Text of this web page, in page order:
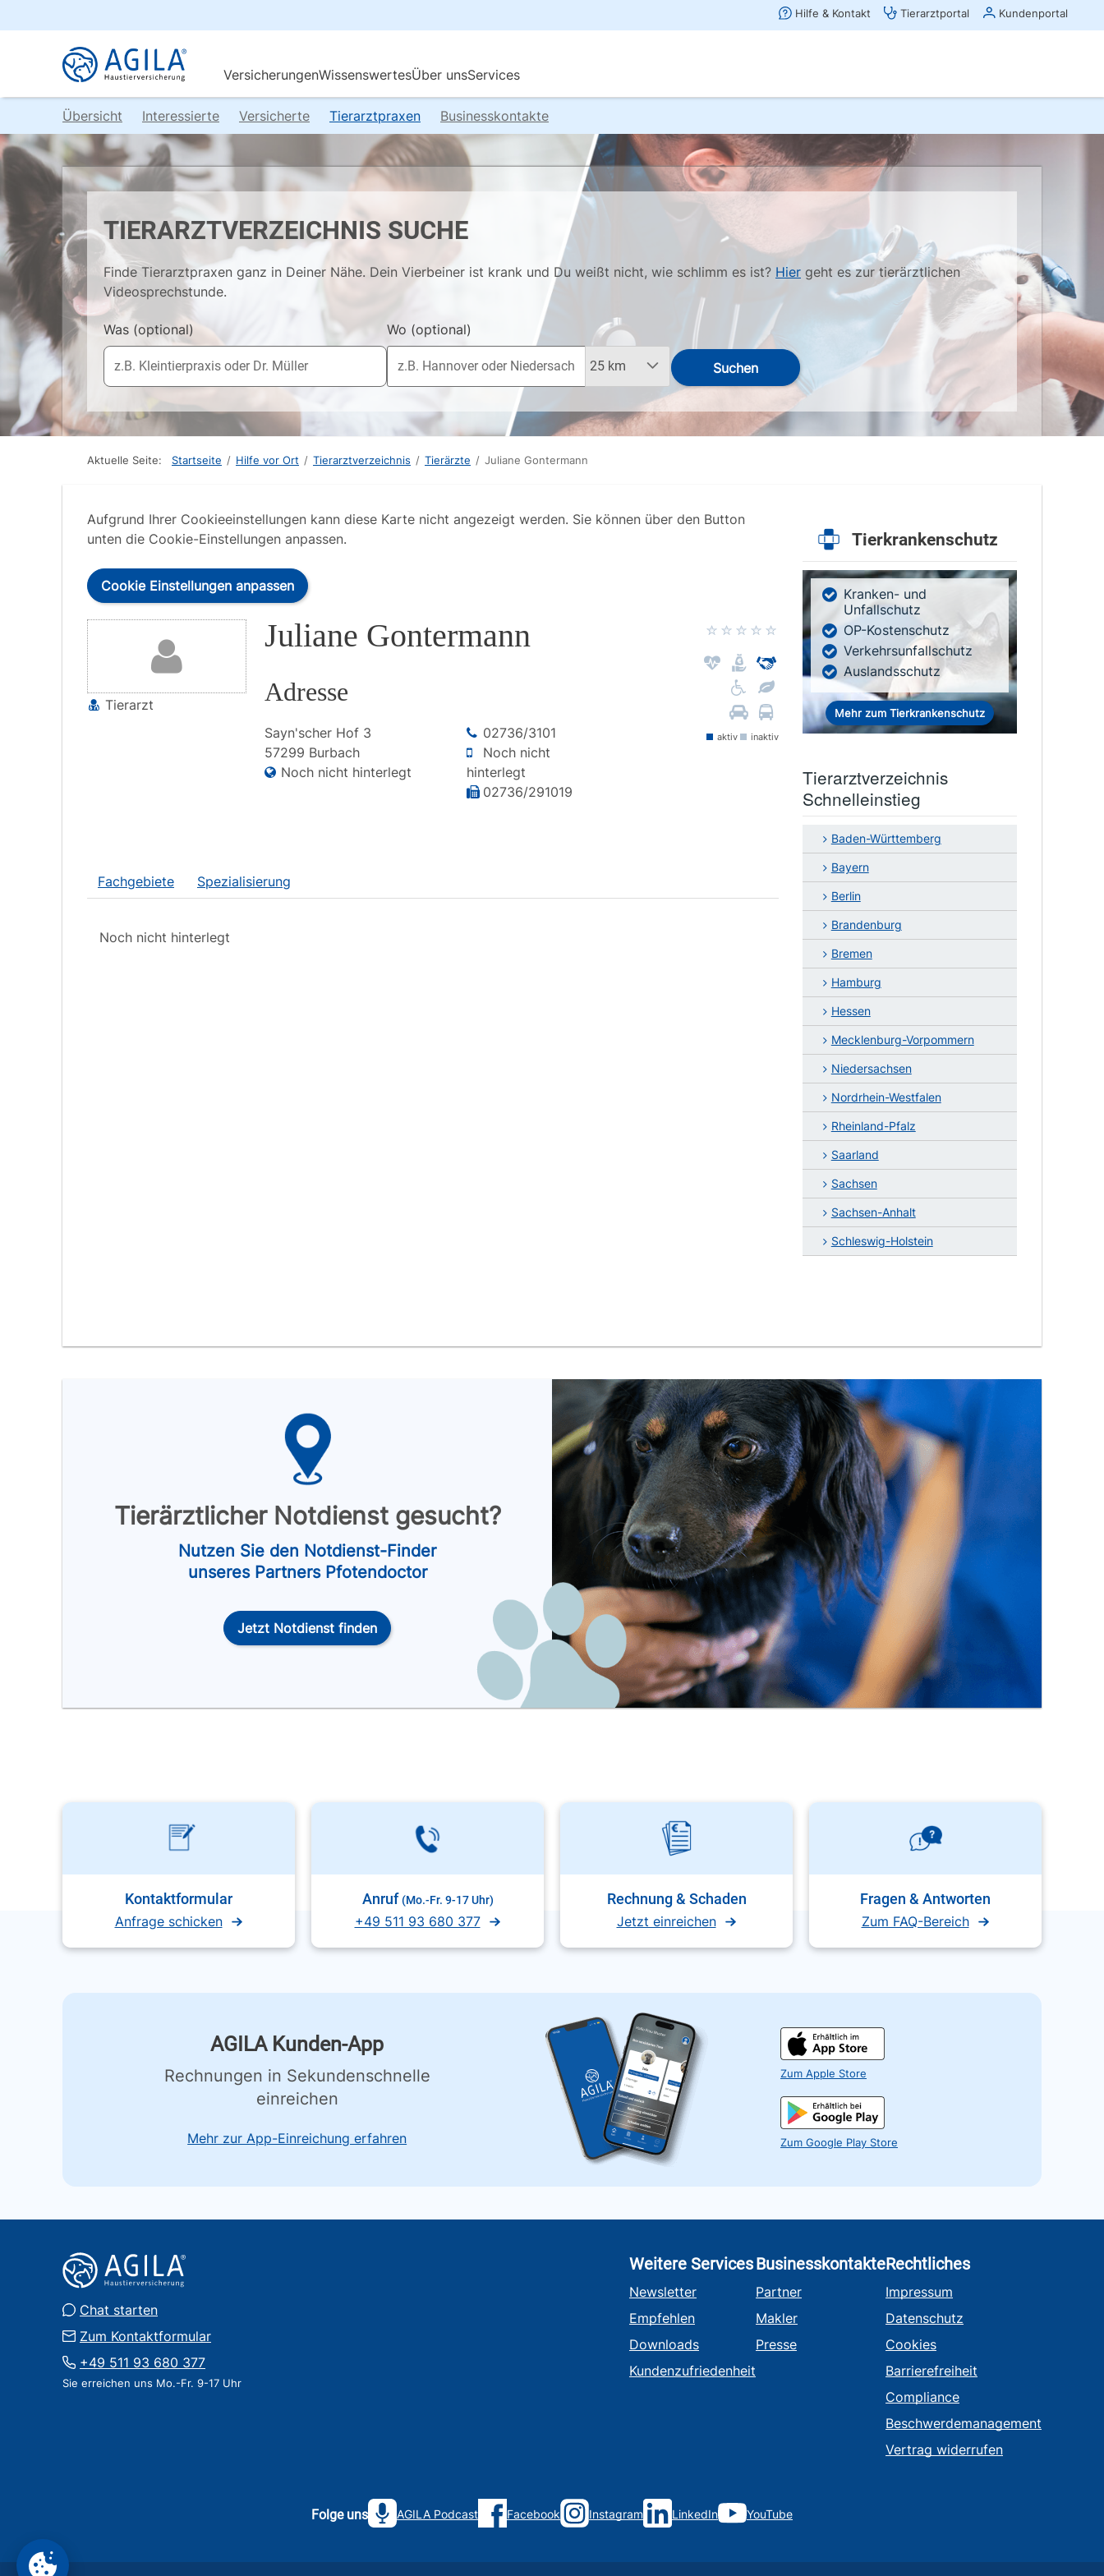
Übersicht Interessierte Versicherte Tierarztpraxen Businesskontakte
TIERARZTVERZEICHNIS SUCHE
Finde Tierarztpraxen ganz in Deiner Nähe. Dein Vierbeiner ist krank und Du weißt nicht, wie schlimm es ist? Hier geht es zur tierärztlichen
Videosprechstunde.
Was (optional) Wo (optional)
Suchen
Aktuelle Seite: Startseite / Hilfe vor Ort / Tierarztverzeichnis / Tierärzte / Juliane Gontermann
Aufgrund Ihrer Cookieeinstellungen kann diese Karte nicht angezeigt werden. Sie können über den Button
unten die Cookie-Einstellungen anpassen.
Cookie Einstellungen anpassen
Tierarzt
Juliane Gontermann
Adresse
Sayn'scher Hof 3
57299 Burbach
Noch nicht hinterlegt
02736/3101
Noch nicht
hinterlegt
02736/291019
aktiv inaktiv
Fachgebiete Spezialisierung
Noch nicht hinterlegt
Tierkrankenschutz
Kranken- und
Unfallschutz
OP-Kostenschutz
Verkehrsunfallschutz
Auslandsschutz
Mehr zum Tierkrankenschutz
Tierarztverzeichnis
Schnelleinstieg
Baden-Württemberg
Bayern
Berlin
Brandenburg
Bremen
Hamburg
Hessen
Mecklenburg-Vorpommern
Niedersachsen
Nordrhein-Westfalen
Rheinland-Pfalz
Saarland
Sachsen
Sachsen-Anhalt
Schleswig-Holstein
Tierärztlicher Notdienst gesucht?
Nutzen Sie den Notdienst-Finder
unseres Partners Pfotendoctor
Jetzt Notdienst finden
Kontaktformular
Anfrage schicken
Anruf (Mo.-Fr. 9-17 Uhr)
+49 511 93 680 377
Rechnung & Schaden
Jetzt einreichen
Fragen & Antworten
Zum FAQ-Bereich
AGILA Kunden-App
Rechnungen in Sekundenschnelle
einreichen
Mehr zur App-Einreichung erfahren
Zum Apple Store
Zum Google Play Store